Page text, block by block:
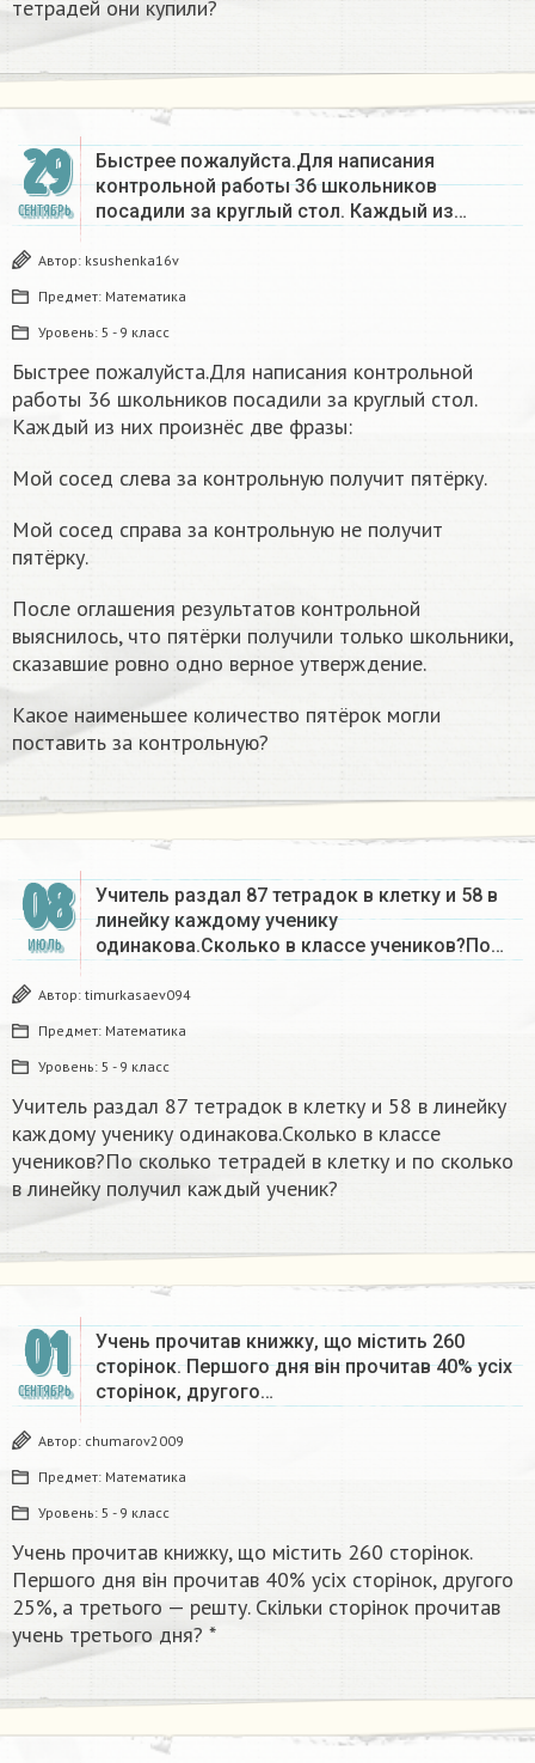
тетрадей они купили?​
29
СЕНТЯБРЬ
Быстрее пожалуйста.Для написания
контрольной работы 36 школьников
посадили за круглый стол. Каждый из…
Автор: ksushenka16v
Предмет: Математика
Уровень: 5 - 9 класс
Быстрее пожалуйста.Для написания контрольной
работы 36 школьников посадили за круглый стол.
Каждый из них произнёс две фразы:
Мой сосед слева за контрольную получит пятёрку.
Мой сосед справа за контрольную не получит
пятёрку.
После оглашения результатов контрольной
выяснилось, что пятёрки получили только школьники,
сказавшие ровно одно верное утверждение.
Какое наименьшее количество пятёрок могли
поставить за контрольную?
08
ИЮЛЬ
Учитель раздал 87 тетрадок в клетку и 58 в
линейку каждому ученику
одинакова.Сколько в классе учеников?По…
Автор: timurkasaev094
Предмет: Математика
Уровень: 5 - 9 класс
Учитель раздал 87 тетрадок в клетку и 58 в линейку
каждому ученику одинакова.Сколько в классе
учеников?По сколько тетрадей в клетку и по сколько
в линейку получил каждый ученик?
01
СЕНТЯБРЬ
Учень прочитав книжку, що містить 260
сторінок. Першого дня він прочитав 40% усіх
сторінок, другого…
Автор: chumarov2009
Предмет: Математика
Уровень: 5 - 9 класс
Учень прочитав книжку, що містить 260 сторінок.
Першого дня він прочитав 40% усіх сторінок, другого
25%, а третього — решту. Скільки сторінок прочитав
учень третього дня? *